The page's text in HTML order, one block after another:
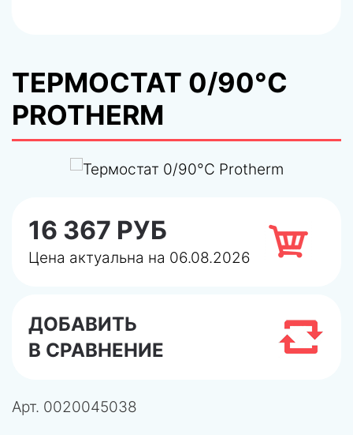
ТЕРМОСТАТ 0/90°C
PROTHERM
16 367 РУБ
Цена актуальна на 06.08.2026
ДОБАВИТЬ
В СРАВНЕНИЕ
Арт. 0020045038